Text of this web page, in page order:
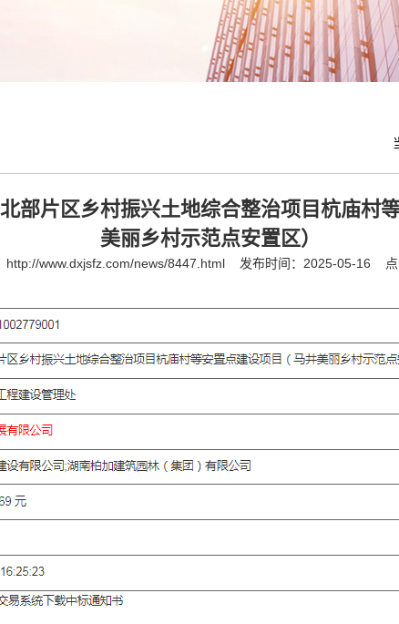
部片区乡村振兴土地综合整治项目杭庙村
美丽乡村示范点安置区）
http://www.dxjsfz.com/news/8447.html 发布时间：2025-05-16